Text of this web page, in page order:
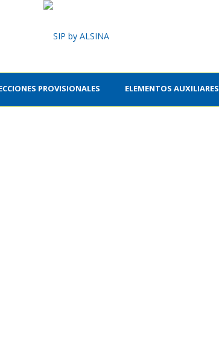
PROVISIONALES ELEMENTOS AUXILIARES